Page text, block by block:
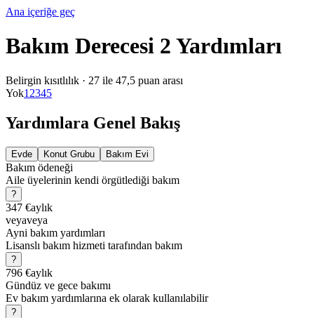
Ana içeriğe geç
Bakım Derecesi 2 Yardımları
Belirgin kısıtlılık · 27 ile 47,5 puan arası
Yok1 2345
Yardımlara Genel Bakış
Evde Konut Grubu Bakım Evi
Bakım ödeneği
Aile üyelerinin kendi örgütlediği bakım
?
347 €aylık
veyaveya
Ayni bakım yardımları
Lisanslı bakım hizmeti tarafından bakım
?
796 €aylık
Gündüz ve gece bakımı
Ev bakım yardımlarına ek olarak kullanılabilir
?